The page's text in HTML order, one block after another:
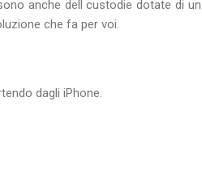
anche dell custodie dotate di un
che fa per voi.
dagli iPhone.